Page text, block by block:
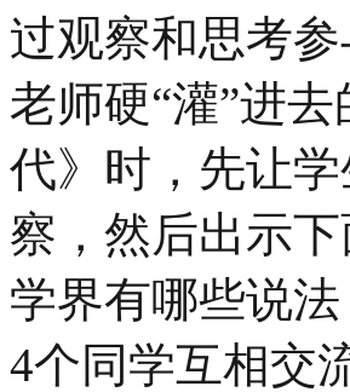
过观察和思考
老师硬“灌”进
代》时，先让
察，然后出示
学界有哪些说
4个同学互相交